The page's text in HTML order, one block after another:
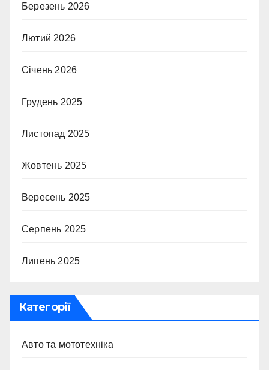
Березень 2026
Лютий 2026
Січень 2026
Грудень 2025
Листопад 2025
Жовтень 2025
Вересень 2025
Серпень 2025
Липень 2025
Категорії
Авто та мототехніка